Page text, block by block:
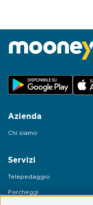
Azienda
Chi siamo
Servizi
Telepedaggio
Parcheggi